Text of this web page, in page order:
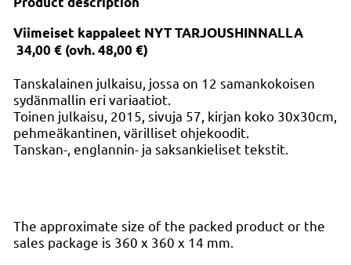
Viimeiset kappaleet NYT TARJOUSHINNALLA
34,00 € (ovh. 48,00 €)
Tanskalainen julkaisu, jossa on 12 samankokoisen
sydänmallin eri variaatiot.
Toinen julkaisu, 2015, sivuja 57, kirjan koko 30x30cm,
pehmeäkantinen, värilliset ohjekoodit.
Tanskan-, englannin- ja saksankieliset tekstit.
The approximate size of the packed product or the
sales package is 360 x 360 x 14 mm.